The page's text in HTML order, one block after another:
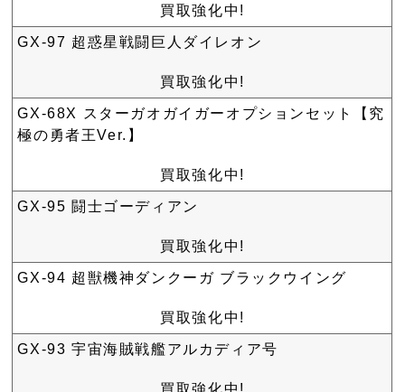
買取強化中!
GX-97 超惑星戦闘巨人ダイレオン
買取強化中!
GX-68X スターガオガイガーオプションセット【究
極の勇者王Ver.】
買取強化中!
GX-95 闘士ゴーディアン
買取強化中!
GX-94 超獣機神ダンクーガ ブラックウイング
買取強化中!
GX-93 宇宙海賊戦艦アルカディア号
買取強化中!